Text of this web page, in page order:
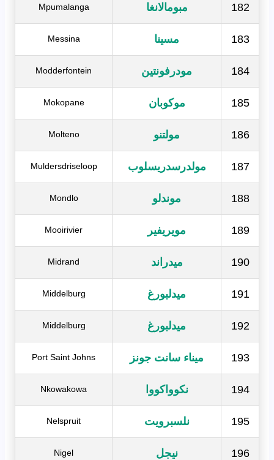
182 مبومالانغا Mpumalanga
183 مسينا Messina
184 مودرفونتين Modderfontein
185 موكوبان Mokopane
186 مولتنو Molteno
187 مولدرسدريسلوب Muldersdriseloop
188 موندلو Mondlo
189 مويريفير Mooirivier
190 ميدراند Midrand
191 ميدلبورغ Middelburg
192 ميدلبورغ Middelburg
193 ميناء سانت جونز Port Saint Johns
194 نكوواكووا Nkowakowa
195 نلسبرويت Nelspruit
196 نيجل Nigel